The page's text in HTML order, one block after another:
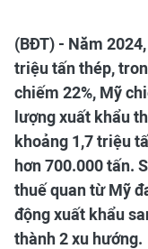
(BĐT) - Năm
triệu tấn thép,
chiếm 22%, Mỹ
lượng xuất khẩu
khoảng 1,7 triệu
hơn 700.000 tấn.
thuế quan từ Mỹ
động xuất khẩu
thành 2 xu hướng.